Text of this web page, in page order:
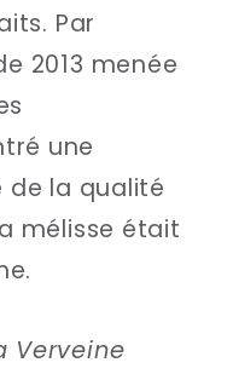
Par
2013 menée
une
la qualité
mélisse était
Verveine